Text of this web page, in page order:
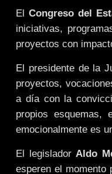
El Congreso del
iniciativas,
proyectos con
El presidente de la
proyectos,
a día con la
propios
emocionalmente es
El legisladorAldo
esperen el momento